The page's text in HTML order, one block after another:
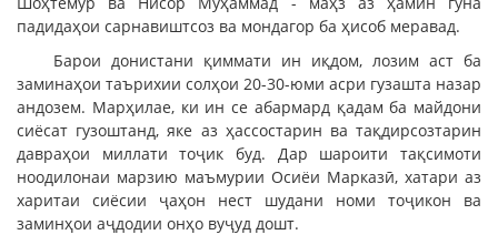
падидаҳои сарнавиштсоз ва мондагор ба ҳисоб меравад.
Барои донистани қиммати ин иқдом, лозим аст ба
заминаҳои таърихии солҳои 20-30-юми асри гузашта назар
андозем. Марҳилае, ки ин се абармард қадам ба майдони
сиёсат гузоштанд, яке аз ҳассостарин ва тақдирсозтарин
давраҳои миллати тоҷик буд. Дар шароити тақсимоти
ноодилонаи марзию маъмурии Осиёи Марказӣ, хатари аз
харитаи сиёсии ҷаҳон нест шудани номи тоҷикон ва
заминҳои аҷдодии онҳо вуҷуд дошт.